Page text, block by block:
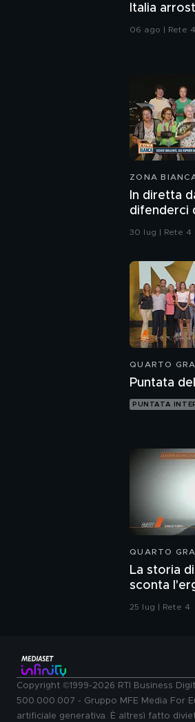
Italia
06 ago | Rete 4
ZONA
In diretta
difenderci
abbiamo
30 lug | Rete 4
QUARTO
Puntata
PUNTATA
QUARTO
La storia
sconta
omicidio
25 lug | Rete 4
Copyright ©1999-2026 RTI Business
500.000.007 - Gruppo MFE Media For
artificiale generativa. È altresì fatto